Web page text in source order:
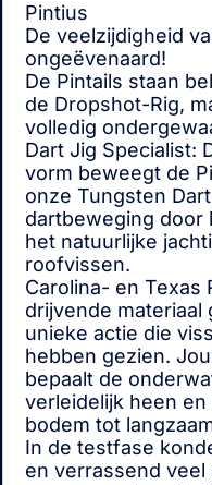
Pintius
De veelzijdigheid
ongeëvenaard!
De Pintails staan
de Dropshot-Rig,
volledig
Dart Jig Specialist:
vorm beweegt de
onze Tungsten
dartbeweging door
het natuurlijke
roofvissen.
Carolina- en Texas
drijvende materiaal
unieke actie die
hebben gezien.
bepaalt de
verleidelijk heen
bodem tot
In de testfase
en verrassend